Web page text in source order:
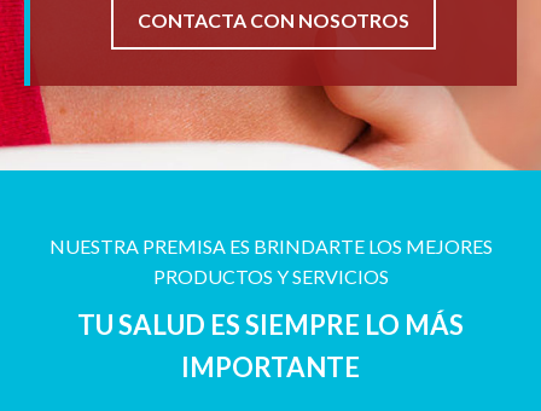
CONTACTA CON NOSOTROS
NUESTRA PREMISA ES BRINDARTE LOS MEJORES
PRODUCTOS Y SERVICIOS
TU SALUD ES SIEMPRE LO MÁS
IMPORTANTE